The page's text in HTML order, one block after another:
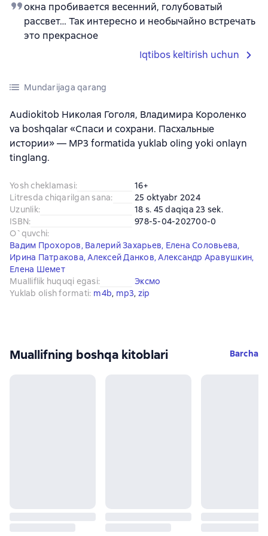
окна пробивается весенний, голубоватый
рассвет… Так интересно и необычайно встречать
это прекрасное
Iqtibos keltirish uchun
Mundarijaga qarang
Audiokitob Николая Гоголя, Владимира Короленко
va boshqalar «Спаси и сохрани. Пасхальные
истории» — MP3 formatida yuklab oling yoki onlayn
tinglang.
Yosh cheklamasi:
16+
Litresda chiqarilgan sana:
25 oktyabr 2024
Uzunlik:
18 s. 45 daqiqa 23 sek.
ISBN:
978-5-04-202700-0
O`quvchi:
Вадим Прохоров, Валерий Захарьев, Елена Соловьева,
Ирина Патракова,Алексей Данков,Александр Аравушкин,
Елена Шемет
Mualliflik huquqi egasi:
Эксмо
Yuklab olish formati: m4b, mp3, zip
Muallifning boshqa kitoblari Barcha